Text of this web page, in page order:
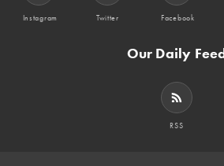
Instagram Twitter Facebook
Our Daily
RSS